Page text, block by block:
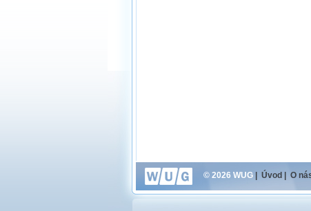
© 2026 WUG Úvod O